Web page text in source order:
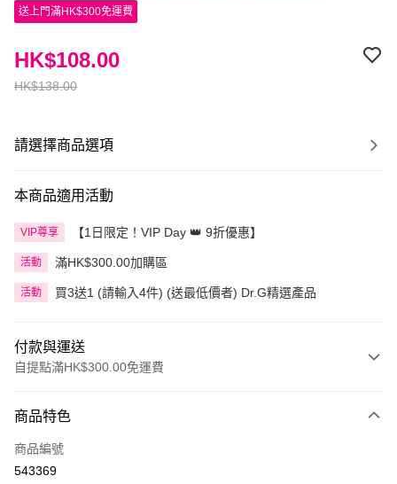
送上門滿HK$300免運費
HK$138.00
HK$108.00
請選擇商品選項
本商品適用活動
VIP尊享 【1日限定！VIP Day 👑 9折優惠】
活動 滿HK$300.00加購區
活動 買3送1 (請輸入4件) (送最低價者) Dr.G精選產品
付款與運送
自提點滿HK$300.00免運費
信用卡
Apple Pay
商品特色
商品編號
543369